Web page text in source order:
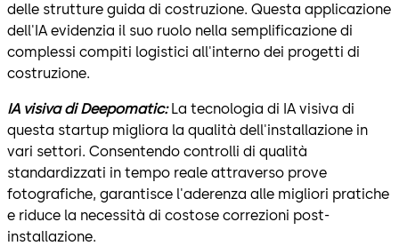
delle strutture guida di costruzione. Questa applicazione
dell'IA evidenzia il suo ruolo nella semplificazione di
complessi compiti logistici all'interno dei progetti di
costruzione.
IA visiva di Deepomatic:La tecnologia di IA visiva di
questa startup migliora la qualità dell'installazione in
vari settori. Consentendo controlli di qualità
standardizzati in tempo reale attraverso prove
fotografiche, garantisce l'aderenza alle migliori pratiche
e riduce la necessità di costose correzioni post-
installazione.